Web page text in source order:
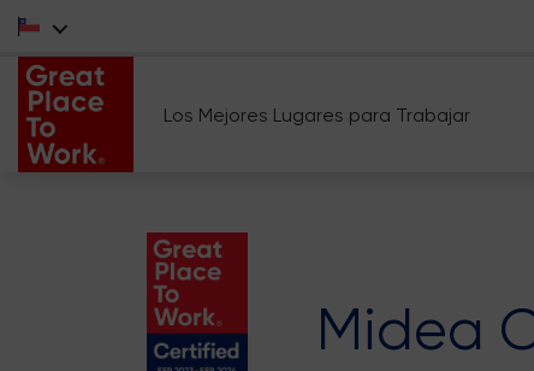
Los Mejores Lugares para Trabajar
Midea